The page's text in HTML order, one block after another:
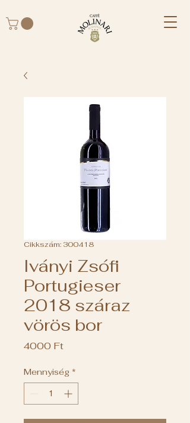
Cikkszám: 300418
Iványi Zsófi
Portugieser
2018 száraz
vörös bor
4000 FtÁr
Mennyiség *